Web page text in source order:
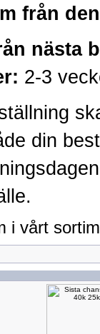
från
nästa
2-3
din
i vårt